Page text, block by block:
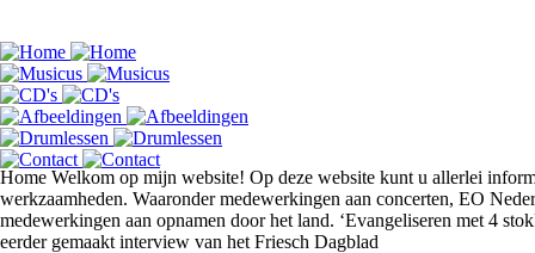
Home Welkom op mijn website! Op deze website kunt u allerlei
werkzaamheden. Waaronder medewerkingen aan concerten, EO
medewerkingen aan opnamen door het land. ‘Evangeliseren met 4
eerder gemaakt interview van het Friesch Dagblad